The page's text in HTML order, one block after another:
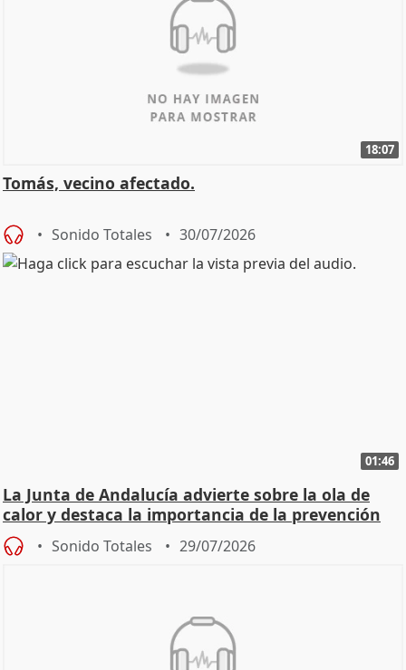
18:07
Tomás, vecino afectado.
Sonido Totales 30/07/2026
01:46
La Junta de Andalucía advierte sobre la ola de
calor y destaca la importancia de la prevención
Sonido Totales 29/07/2026